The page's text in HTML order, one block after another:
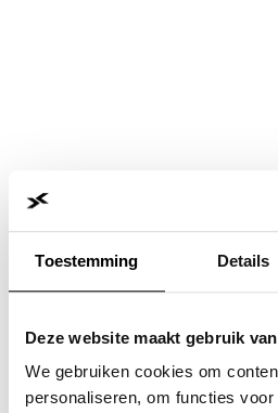
Toestemming Details
Deze website maakt gebruik
We gebruiken cookies om
personaliseren, om functies